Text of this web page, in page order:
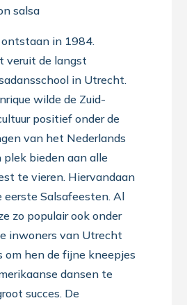
ontstaan in 1984.
veruit de langst
in Utrecht.
wilde de Zuid-
positief onder de
van het Nederlands
plek bieden aan alle
te vieren. Hiervandaan
Salsafeesten. Al
zo populair ook onder
inwoners van Utrecht
om hen de fijne kneepjes
dansen te
succes. De